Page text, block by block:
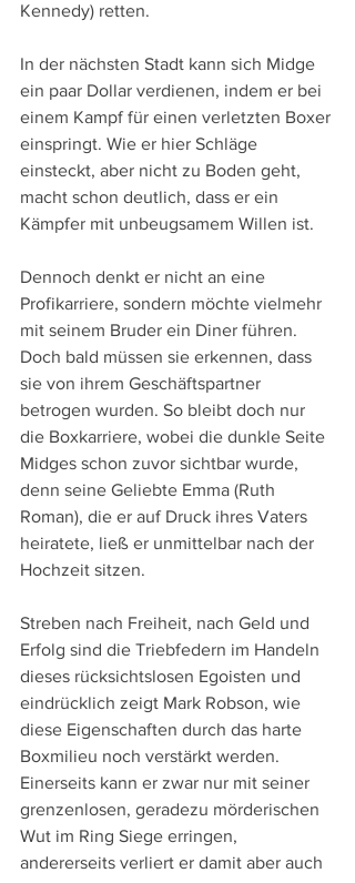
Kennedy) retten.
In der nächsten Stadt kann sich Midge
ein paar Dollar verdienen, indem er bei
einem Kampf für einen verletzten Boxer
einspringt. Wie er hier Schläge
einsteckt, aber nicht zu Boden geht,
macht schon deutlich, dass er ein
Kämpfer mit unbeugsamem Willen ist.
Dennoch denkt er nicht an eine
Profikarriere, sondern möchte vielmehr
mit seinem Bruder ein Diner führen.
Doch bald müssen sie erkennen, dass
sie von ihrem Geschäftspartner
betrogen wurden. So bleibt doch nur
die Boxkarriere, wobei die dunkle Seite
Midges schon zuvor sichtbar wurde,
denn seine Geliebte Emma (Ruth
Roman), die er auf Druck ihres Vaters
heiratete, ließ er unmittelbar nach der
Hochzeit sitzen.
Streben nach Freiheit, nach Geld und
Erfolg sind die Triebfedern im Handeln
dieses rücksichtslosen Egoisten und
eindrücklich zeigt Mark Robson, wie
diese Eigenschaften durch das harte
Boxmilieu noch verstärkt werden.
Einerseits kann er zwar nur mit seiner
grenzenlosen, geradezu mörderischen
Wut im Ring Siege erringen,
andererseits verliert er damit aber auch